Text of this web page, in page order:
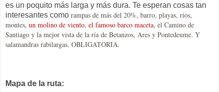
es un poquito más larga y más dura. Te esperan cosas tan
interesantes como rampas de más del 20%, barro, playas, ríos,
montes, un molino de viento, el famoso barco maceta, el Camino de
Santiago y la mejor vista de la ría de Betanzos, Ares y Pontedeume. Y
salamandras rabilargas. OBLIGATORIA.
Mapa de la ruta: